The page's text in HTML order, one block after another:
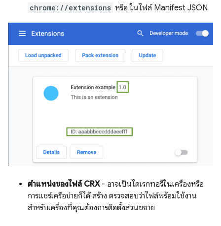
chrome://extensions หรือ ในไฟล์ Manifest JSON
ตำแหน่งของไฟล์ CRX- อาจเป็นไดเรกทอรีในเครื่องหรือ
การแชร์เครือข่ายก็ได้ สร้าง ตรวจสอบว่าไฟล์พร้อมใช้งาน
สำหรับเครื่องที่คุณต้องการติดตั้งส่วนขยาย